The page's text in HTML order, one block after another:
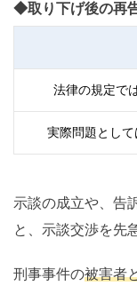
◆取り下げ後の再
法律の規定で
実際問題として
示談の成立や、告
と、示談交渉を先
刑事事件の被害者